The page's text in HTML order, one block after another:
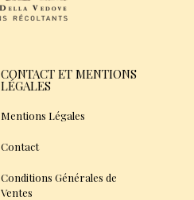
CONTACT ET MENTIONS
LÉGALES
Mentions Légales
Contact
Conditions Générales de
Ventes